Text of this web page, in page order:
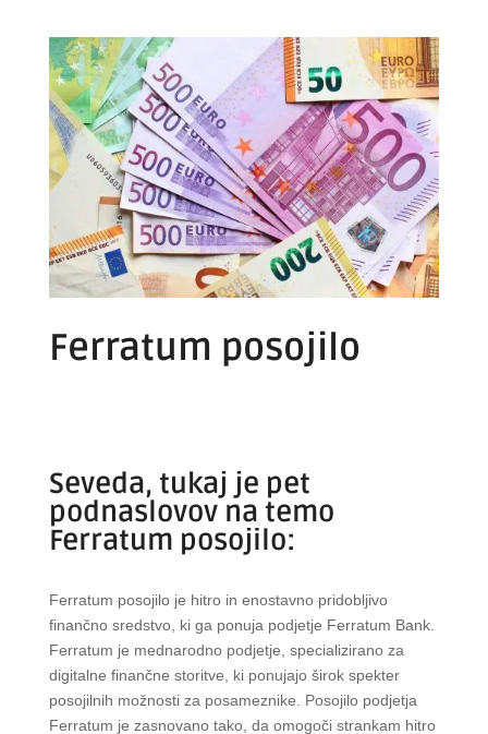
Ferratum posojilo
Seveda, tukaj je pet
podnaslovov na temo
Ferratum posojilo:
Ferratum posojilo je hitro in enostavno pridobljivo
finančno sredstvo, ki ga ponuja podjetje Ferratum Bank.
Ferratum je mednarodno podjetje, specializirano za
digitalne finančne storitve, ki ponujajo širok spekter
posojilnih možnosti za posameznike. Posojilo podjetja
Ferratum je zasnovano tako, da omogoči strankam hitro